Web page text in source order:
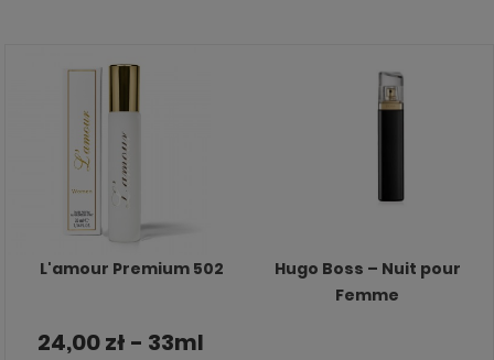
L'amour Premium 502
Hugo Boss – Nuit pour
Femme
24,00 zł - 33ml